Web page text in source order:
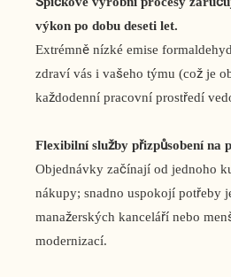
výkon po dobu deseti let.
Extrémně nízké emise
zdraví vás i vašeho týmu (což je
každodenní pracovní prostředí
Flexibilní služby přizpůsobení na
Objednávky začínají od jednoho
nákupy; snadno uspokojí potřeby
manažerských kanceláří nebo
modernizací.